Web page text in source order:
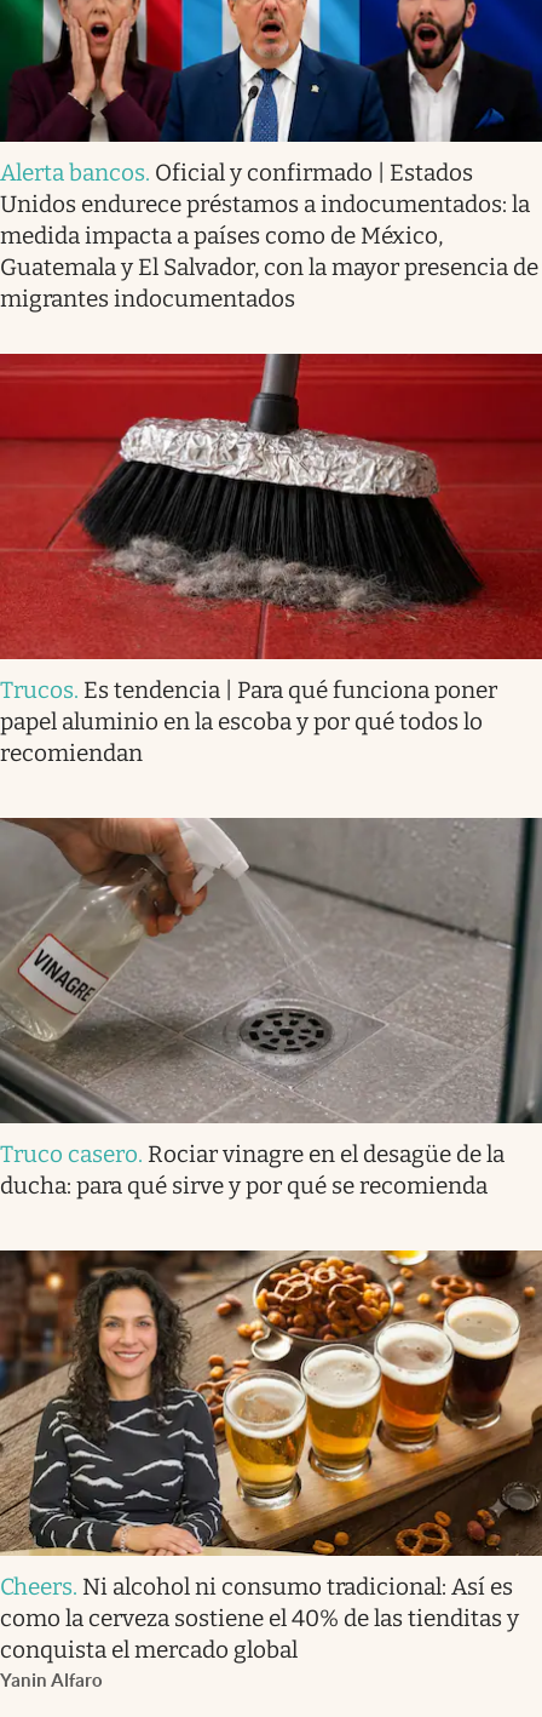
Alerta bancos. Oficial y confirmado | Estados
Unidos endurece préstamos a indocumentados: la
medida impacta a países como de México,
Guatemala y El Salvador, con la mayor presencia de
migrantes indocumentados
Trucos. Es tendencia | Para qué funciona poner
papel aluminio en la escoba y por qué todos lo
recomiendan
Truco casero. Rociar vinagre en el desagüe de la
ducha: para qué sirve y por qué se recomienda
Cheers. Ni alcohol ni consumo tradicional: Así es
como la cerveza sostiene el 40% de las tienditas y
conquista el mercado global
Yanin Alfaro